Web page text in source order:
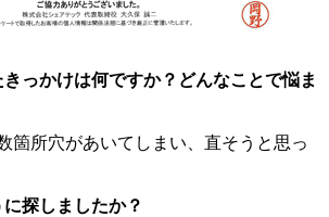
っかけは何ですか？どんなことで悩ま
箇所穴があいてしまい、直そうと思っ
探しましたか？